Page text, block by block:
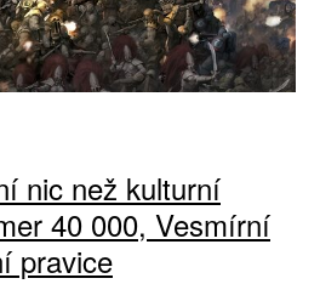
nic než kulturní
40 000, Vesmírní
pravice